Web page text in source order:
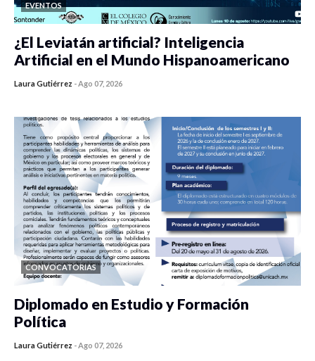
EVENTOS
¿El Leviatán artificial? Inteligencia
Artificial en el Mundo Hispanoamericano
Laura Gutiérrez -Ago 07, 2026
CONVOCATORIAS
Diplomado en Estudio y Formación
Política
Laura Gutiérrez -Ago 07, 2026